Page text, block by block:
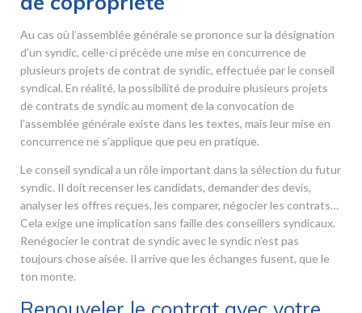
Au cas où l’assemblée générale se prononce sur la désignation
d’un syndic, celle-ci précède une mise en concurrence de
plusieurs projets de contrat de syndic, effectuée par le conseil
syndical. En réalité, la possibilité de produire plusieurs projets
de contrats de syndic au moment de la convocation de
l’assemblée générale existe dans les textes, mais leur mise en
concurrence ne s’applique que peu en pratique.
Le conseil syndical a un rôle important dans la sélection du futur
syndic. Il doit recenser les candidats, demander des devis,
analyser les offres reçues, les comparer, négocier les contrats…
Cela exige une implication sans faille des conseillers syndicaux.
Renégocier le contrat de syndic avec le syndic n’est pas
toujours chose aisée. Il arrive que les échanges fusent, que le
ton monte.